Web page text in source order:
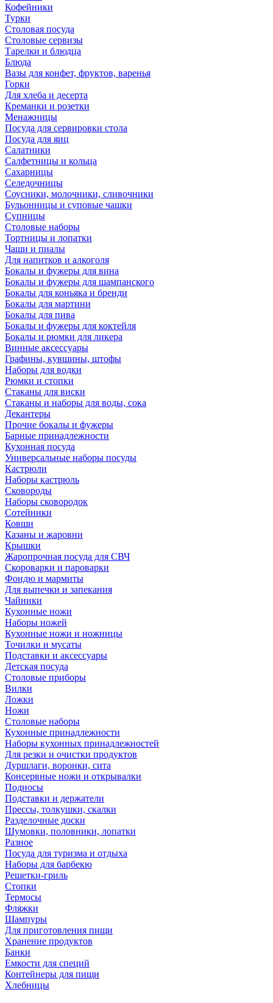
Кофейники
Турки
Столовая посуда
Столовые сервизы
Тарелки и блюдца
Блюда
Вазы для конфет, фруктов, варенья
Горки
Для хлеба и десерта
Креманки и розетки
Менажницы
Посуда для сервировки стола
Посуда для яиц
Салатники
Салфетницы и кольца
Сахарницы
Селедочницы
Соусники, молочники, сливочники
Бульонницы и суповые чашки
Супницы
Столовые наборы
Тортницы и лопатки
Чаши и пиалы
Для напитков и алкоголя
Бокалы и фужеры для вина
Бокалы и фужеры для шампанского
Бокалы для коньяка и бренди
Бокалы для мартини
Бокалы для пива
Бокалы и фужеры для коктейля
Бокалы и рюмки для ликера
Винные аксессуары
Графины, кувшины, штофы
Наборы для водки
Рюмки и стопки
Стаканы для виски
Стаканы и наборы для воды, сока
Декантеры
Прочие бокалы и фужеры
Барные принадлежности
Кухонная посуда
Универсальные наборы посуды
Кастрюли
Наборы кастрюль
Сковороды
Наборы сковородок
Сотейники
Ковши
Казаны и жаровни
Крышки
Жаропрочная посуда для СВЧ
Скороварки и пароварки
Фондю и мармиты
Для выпечки и запекания
Чайники
Кухонные ножи
Наборы ножей
Кухонные ножи и ножницы
Точилки и мусаты
Подставки и аксессуары
Детская посуда
Столовые приборы
Вилки
Ложки
Ножи
Столовые наборы
Кухонные принадлежности
Наборы кухонных принадлежностей
Для резки и очистки продуктов
Дуршлаги, воронки, сита
Консервные ножи и открывалки
Подносы
Подставки и держатели
Прессы, толкушки, скалки
Разделочные доски
Шумовки, половники, лопатки
Разное
Посуда для туризма и отдыха
Наборы для барбекю
Решетки-гриль
Стопки
Термосы
Фляжки
Шампуры
Для приготовления пищи
Хранение продуктов
Банки
Емкости для специй
Контейнеры для пищи
Хлебницы